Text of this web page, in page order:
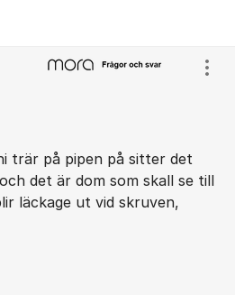
trär på pipen på sitter det
det är dom som skall se till
läckage ut vid skruven,